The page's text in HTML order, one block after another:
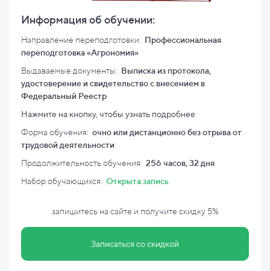
Информация об обучении:
Направление переподготовки: Профессиональная
переподготовка «Агрономия»
Выдаваемые документы: Выписка из протокола,
удостоверение и свидетельство с внесением в
Федеральный Реестр
Нажмите на кнопку, чтобы узнать подробнее
Форма обучения: очно или дистанционно без отрыва от
трудовой деятельности
Продолжительность обучения: 256 часов, 32 дня
Набор обучающихся: Открыта запись
запишитесь на сайте и получите скидку 5%
Записаться со скидкой